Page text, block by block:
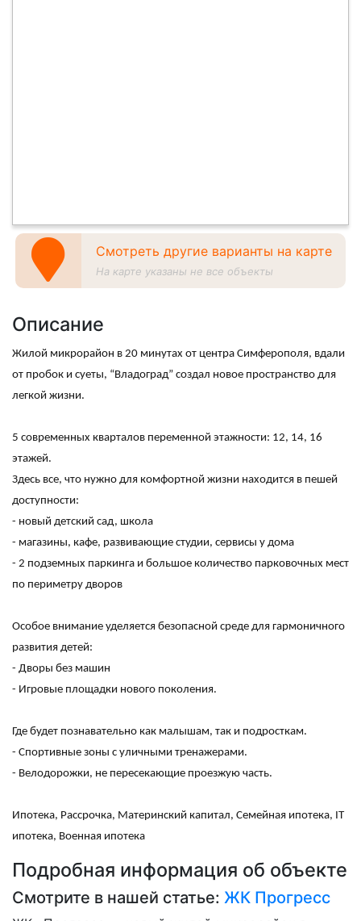
Смотреть другие варианты на карте
На карте указаны не все объекты
Описание
Жилой микрорайон в 20 минутах от центра Симферополя, вдали
от пробок и суеты, “Владоград” создал новое пространство для
легкой жизни.
5 современных кварталов переменной этажности: 12, 14, 16
этажей.
Здесь все, что нужно для комфортной жизни находится в пешей
доступности:
- новый детский сад, школа
- магазины, кафе, развивающие студии, сервисы у дома
- 2 подземных паркинга и большое количество парковочных мест
по периметру дворов
Особое внимание уделяется безопасной среде для гармоничного
развития детей:
- Дворы без машин
- Игровые площадки нового поколения.
Где будет познавательно как малышам, так и подросткам.
- Спортивные зоны с уличными тренажерами.
- Велодорожки, не пересекающие проезжую часть.
Ипотека, Рассрочка, Материнский капитал, Семейная ипотека, IT
ипотека, Военная ипотека
Подробная информация об объекте
Смотрите в нашей статье: ЖК Прогресс